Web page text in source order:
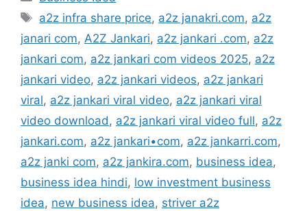
Tags
a2z infra share price, a2z janakri.com, a2z
janari com, A2Z Jankari, a2z jankari .com, a2z
jankari com, a2z jankari com videos 2025, a2z
jankari video, a2z jankari videos, a2z jankari
viral, a2z jankari viral video, a2z jankari viral
video download, a2z jankari viral video full, a2z
jankari.com, a2z jankari•com, a2z jankarri.com,
a2z janki com, a2z jankira.com, business idea,
business idea hindi, low investment business
idea, new business idea, striver a2z